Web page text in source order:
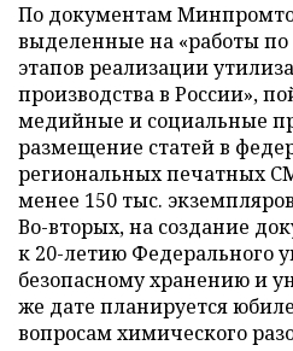
По документам
выделенные на «работы
этапов реализации
производства в России»,
медийные и социальные
размещение статей в
региональных печатных
менее 150 тыс.
Во-вторых, на создание
к 20-летию Федерального
безопасному хранению и
же дате планируется
вопросам химического